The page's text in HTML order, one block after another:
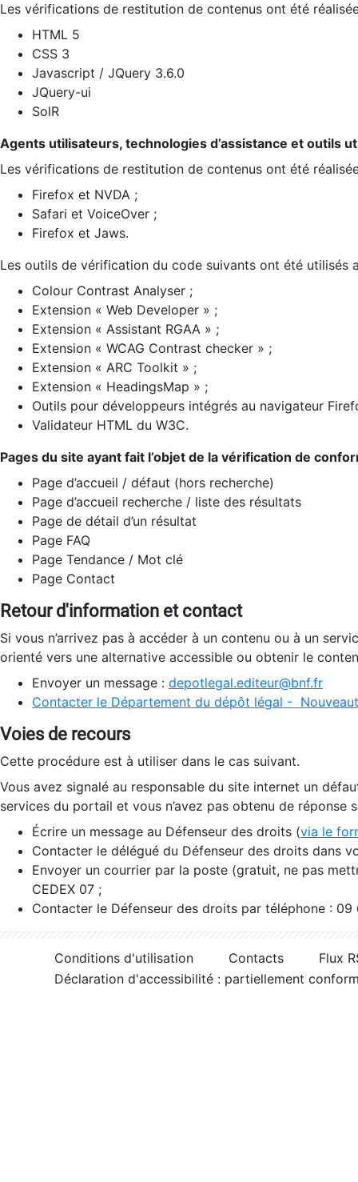
Les vérifications de restitution de contenus ont été
HTML 5
CSS 3
Javascript / JQuery 3.6.0
JQuery-ui
SolR
Agents utilisateurs, technologies d’assistance et outils
Les vérifications de restitution de contenus ont été
Firefox et NVDA ;
Safari et VoiceOver ;
Firefox et Jaws.
Les outils de vérification du code suivants ont été utilisés
Colour Contrast Analyser ;
Extension « Web Developer » ;
Extension « Assistant RGAA » ;
Extension « WCAG Contrast checker » ;
Extension « ARC Toolkit » ;
Extension « HeadingsMap » ;
Outils pour développeurs intégrés au navigateur
Validateur HTML du W3C.
Pages du site ayant fait l’objet de la vérification de
Page d’accueil / défaut (hors recherche)
Page d’accueil recherche / liste des résultats
Page de détail d’un résultat
Page FAQ
Page Tendance / Mot clé
Page Contact
Retour d'information et contact
Si vous n’arrivez pas à accéder à un contenu ou à un
orienté vers une alternative accessible ou obtenir le
Envoyer un message : depotlegal.editeur@bnf.fr
Contacter le Département du dépôt légal -
Voies de recours
Cette procédure est à utiliser dans le cas suivant.
Vous avez signalé au responsable du site internet un
services du portail et vous n’avez pas obtenu de réponse
Écrire un message au Défenseur des droits (via le
Contacter le délégué du Défenseur des droits dans
Envoyer un courrier par la poste (gratuit, ne pas
CEDEX 07 ;
Contacter le Défenseur des droits par téléphone :
Conditions d'utilisation Contacts
Flux
Déclaration d'accessibilité : partiellement